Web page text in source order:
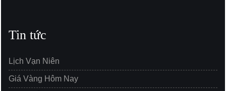
Tin tức
Lịch Vạn Niên
Giá Vàng Hôm Nay